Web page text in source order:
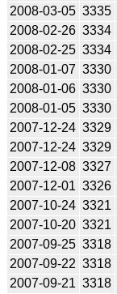
2008-03-05 3335
2008-02-26 3334
2008-02-25 3334
2008-01-07 3330
2008-01-06 3330
2008-01-05 3330
2007-12-24 3329
2007-12-24 3329
2007-12-08 3327
2007-12-01 3326
2007-10-24 3321
2007-10-20 3321
2007-09-25 3318
2007-09-22 3318
2007-09-21 3318